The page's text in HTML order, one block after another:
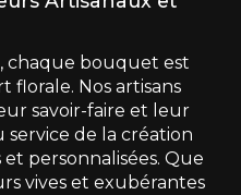
chaque bouquet est
Nos artisans
savoir-faire et leur
service de la création
personnalisées. Que
vives et exubérantes